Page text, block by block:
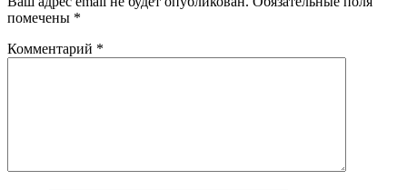
помечены *
Комментарий *